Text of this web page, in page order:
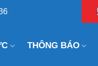
THÔNG BÁO